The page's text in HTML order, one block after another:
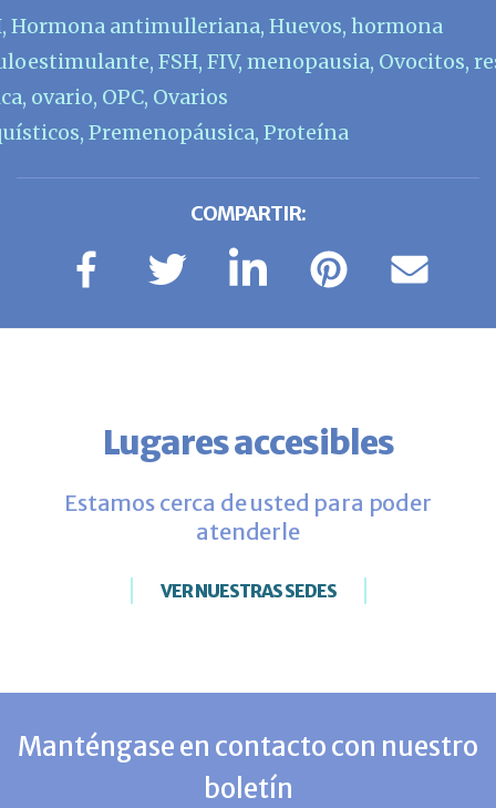
, Hormona antimulleriana, Huevos, hormona
, FSH, FIV, menopausia, Ovocitos,
, ovario, OPC, Ovarios
, Premenopáusica, Proteína
COMPARTIR:
Lugares accesibles
Estamos cerca de usted para poder
atenderle
VER NUESTRAS SEDES
Manténgase en contacto con nuestro
boletín